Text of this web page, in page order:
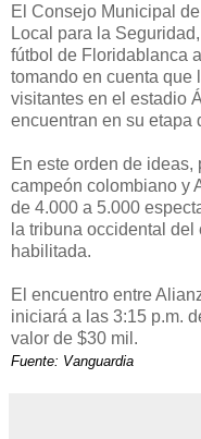
El Consejo Municipal
Local para la
fútbol de Floridablanca
tomando en cuenta que
visitantes en el estadio
encuentran en su etapa
En este orden de ideas,
campeón colombiano y
de 4.000 a 5.000
la tribuna occidental
habilitada.
El encuentro entre
iniciará a las 3:15 p.m.
valor de $30 mil.
Fuente: Vanguardia